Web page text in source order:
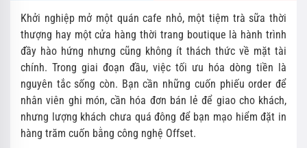
Khởi nghiệp mở một quán cafe nhỏ, một tiệm trà sữa thời
thượng hay một cửa hàng thời trang boutique là hành trình
đầy hào hứng nhưng cũng không ít thách thức về mặt tài
chính. Trong giai đoạn đầu, việc tối ưu hóa dòng tiền là
nguyên tắc sống còn. Bạn cần những cuốn phiếu order để
nhân viên ghi món, cần hóa đơn bán lẻ để giao cho khách,
nhưng lượng khách chưa quá đông để bạn mạo hiểm đặt in
hàng trăm cuốn bằng công nghệ Offset.